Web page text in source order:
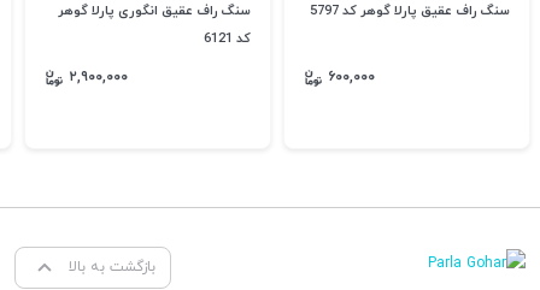
سنگ راف عقیق پارلا گوهر کد 5797
۶۰۰,۰۰۰
سنگ راف عقیق انگوری پارلا گوهر
کد 6121
۲,۹۰۰,۰۰۰
بازگشت به بالا